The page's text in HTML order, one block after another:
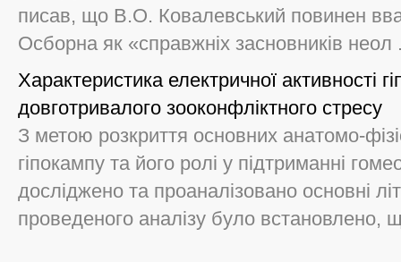
писав, що В.О. Ковалевський повинен
Осборна як «справжніх засновників неол
Характеристика електричної активності
довготривалого зооконфліктного стресу
З метою розкриття основних анатомо-
гіпокампу та його ролі у підтриманні
досліджено та проаналізовано основні
проведеного аналізу було встановлено,